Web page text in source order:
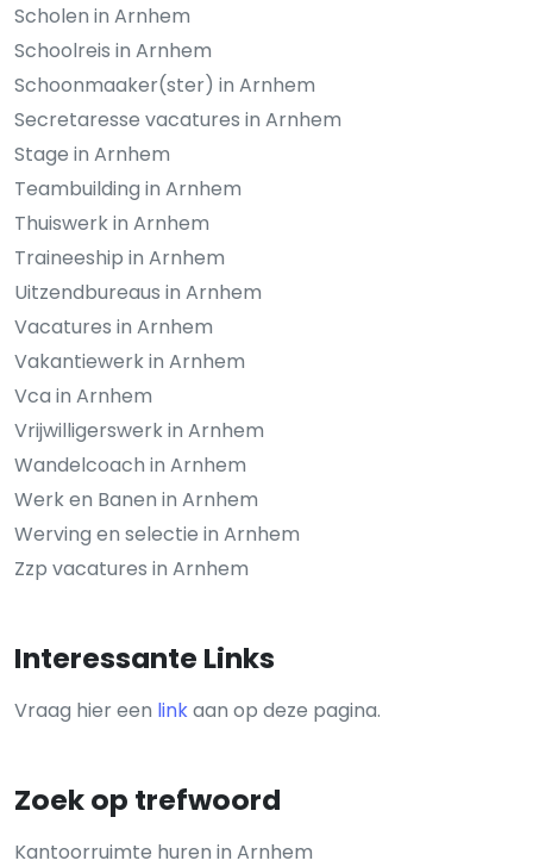
Scholen in Arnhem
Schoolreis in Arnhem
Schoonmaaker(ster) in Arnhem
Secretaresse vacatures in Arnhem
Stage in Arnhem
Teambuilding in Arnhem
Thuiswerk in Arnhem
Traineeship in Arnhem
Uitzendbureaus in Arnhem
Vacatures in Arnhem
Vakantiewerk in Arnhem
Vca in Arnhem
Vrijwilligerswerk in Arnhem
Wandelcoach in Arnhem
Werk en Banen in Arnhem
Werving en selectie in Arnhem
Zzp vacatures in Arnhem
Interessante Links
Vraag hier een linkaan op deze pagina.
Zoek op trefwoord
Kantoorruimte huren in Arnhem